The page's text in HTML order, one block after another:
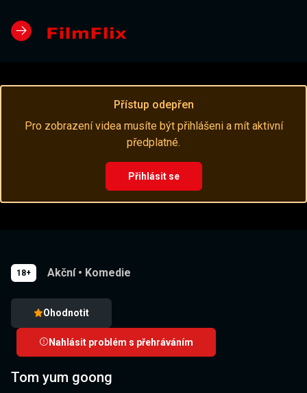
Přístup odepřen
Pro zobrazení videa musíte být přihlášeni a mít aktivní
předplatné.
Přihlásit se
18+ Akční • Komedie
Ohodnotit
Nahlásit problém s přehráváním
Tom yum goong